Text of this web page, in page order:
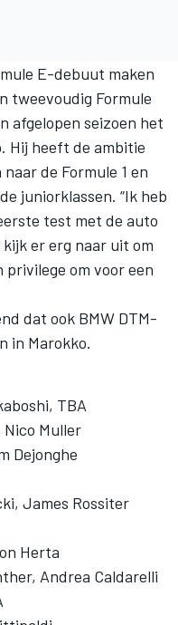
E-debuut maken
tweevoudig Formule
afgelopen seizoen het
Hij heeft de ambitie
de Formule 1 en
juniorklassen. “Ik heb
test met de auto
er erg naar uit om
om voor een
dat ook BMW DTM-
in Marokko.
TBA
Nico Muller
Dejonghe
James Rossiter
Herta
Andrea Caldarelli